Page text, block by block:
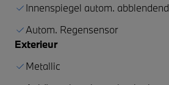
Innenspiegel autom. abblendend
Autom. Regensensor
Exterieur
Metallic